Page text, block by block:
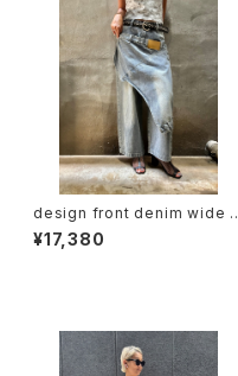
design front denim wide p
ants パンツ デニム フロント 重
ね着風 デザインパンツ
¥17,380